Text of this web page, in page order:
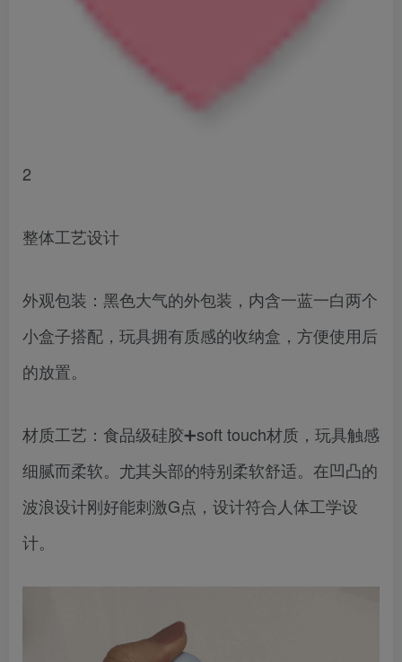
2
整体工艺设计
外观包装：黑色大气的外包装，内含一蓝一白两个
小盒子搭配，玩具拥有质感的收纳盒，方便使用后
的放置。
材质工艺：食品级硅胶➕soft touch材质，玩具触感
细腻而柔软。尤其头部的特别柔软舒适。在凹凸的
波浪设计刚好能刺激G点，设计符合人体工学设
计。